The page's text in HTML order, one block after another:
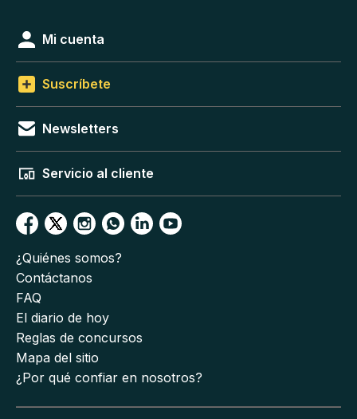
Mi cuenta
Suscríbete
Newsletters
Servicio al cliente
¿Quiénes somos?
Contáctanos
FAQ
El diario de hoy
Reglas de concursos
Mapa del sitio
¿Por qué confiar en nosotros?